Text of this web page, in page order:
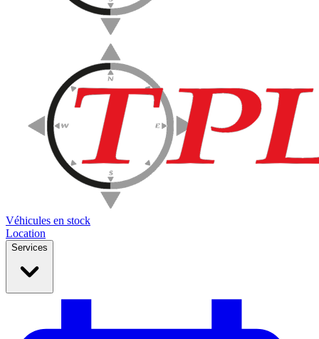
Véhicules en stock
Location
Services